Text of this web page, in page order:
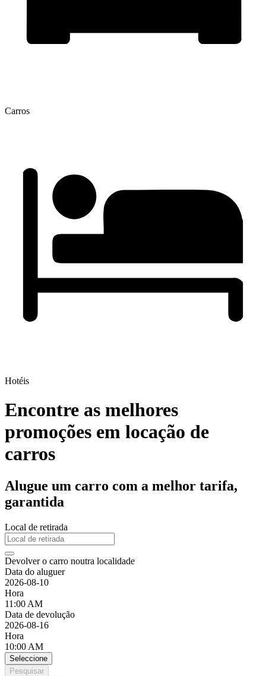
Carros
Hotéis
Encontre as melhores
promoções em locação de
carros
Alugue um carro com a melhor tarifa,
garantida
Local de retirada
Devolver o carro noutra localidade
Data do aluguer
2026-08-10
Hora
11:00 AM
Data de devolução
2026-08-16
Hora
10:00 AM
Seleccione
Pesquisar